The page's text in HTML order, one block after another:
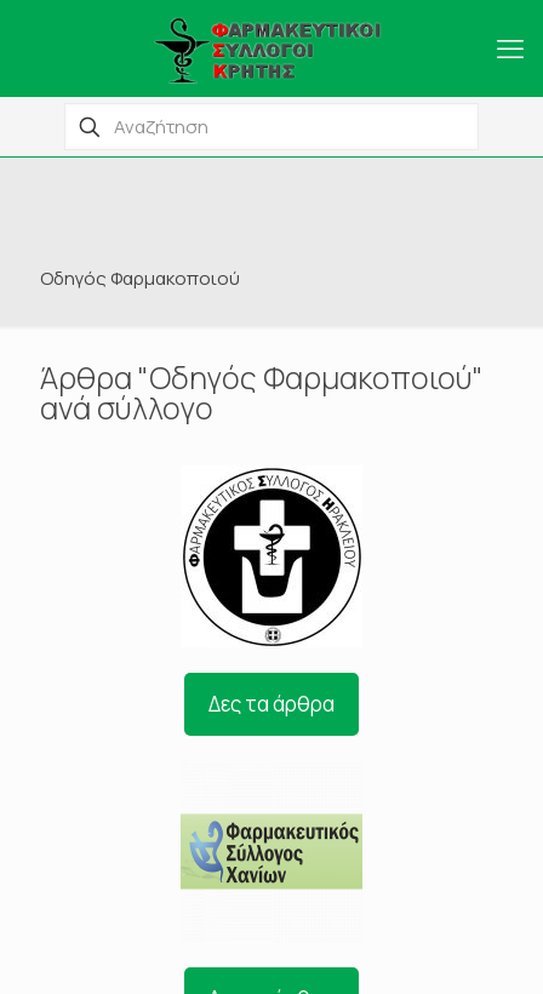
Οδηγός Φαρμακοποιού
Άρθρα "Οδηγός Φαρμακοποιού"
ανά σύλλογο
Δες τα άρθρα